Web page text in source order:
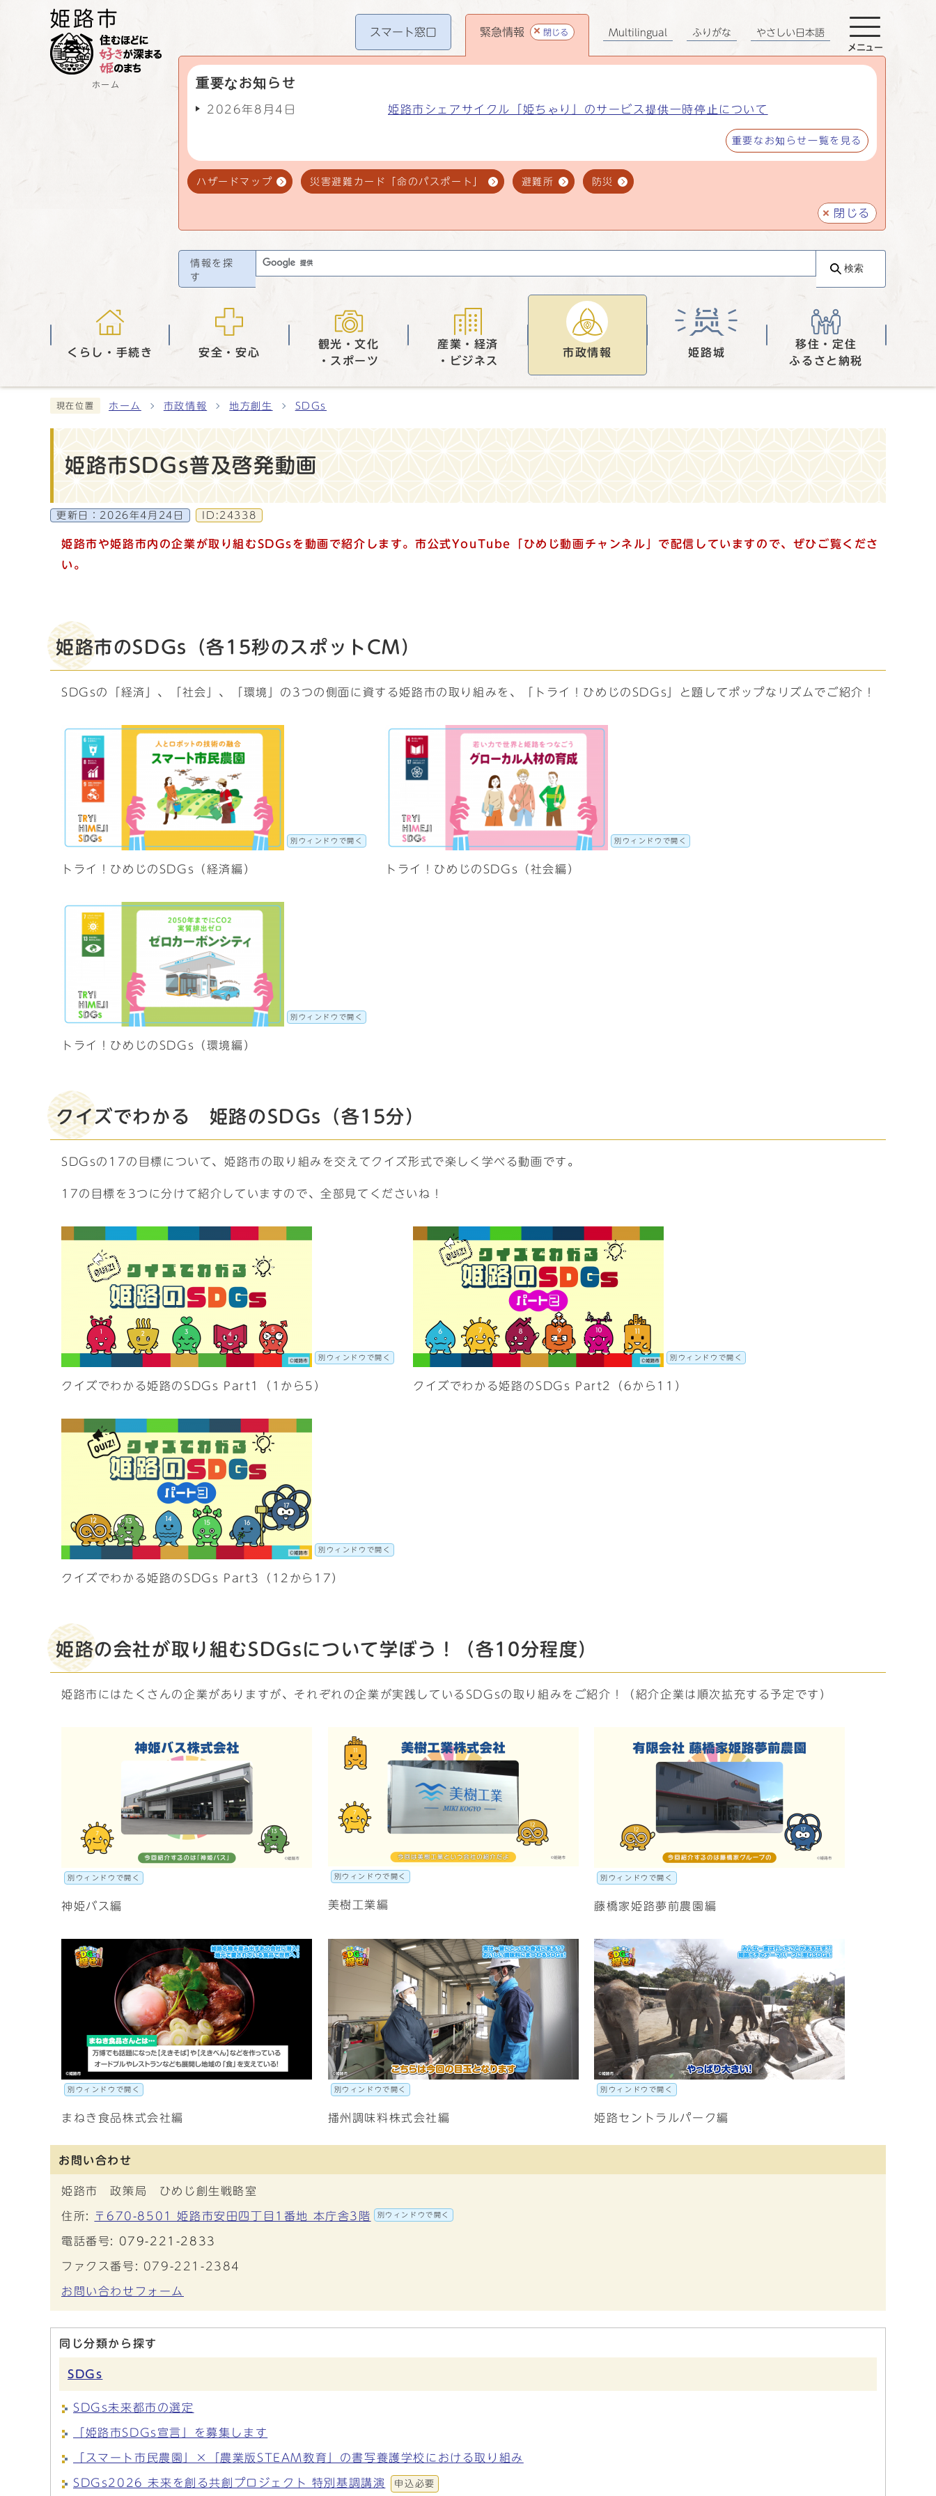
ホーム
スマート窓口 緊急情報 閉じる
重要なお知らせ
2026年8月4日 姫路市シェアサイクル「姫ちゃり」のサービス提供一時停止について
重要なお知らせ一覧を見る
ハザードマップ 災害避難カード「命のパスポート」 避難所 防災
閉じる
Multilingual ふりがな やさしい日本語
メニュー
情報を探
す
検索
くらし・手続き 安全・安心
観光・文化
・スポーツ
産業・経済
・ビジネス
市政情報 姫路城
移住・定住
ふるさと納税
現在位置 ホーム 市政情報 地方創生 SDGs
姫路市SDGs普及啓発動画
更新日： 2026年4月24日 ID:24338
姫路市や姫路市内の企業が取り組むSDGsを動画で紹介します。市公式YouTube「ひめじ動画チャンネル」で配信していますので、ぜひご覧くださ
い。
姫路市のSDGs（各15秒のスポットCM）
SDGsの「経済」、「社会」、「環境」の3つの側面に資する姫路市の取り組みを、「トライ！ひめじのSDGs」と題してポップなリズムでご紹介！
別ウィンドウで開く
トライ！ひめじのSDGs（経済編）
別ウィンドウで開く
トライ！ひめじのSDGs（社会編）
別ウィンドウで開く
トライ！ひめじのSDGs（環境編）
クイズでわかる 姫路のSDGs（各15分）
SDGsの17の目標について、姫路市の取り組みを交えてクイズ形式で楽しく学べる動画です。
17の目標を3つに分けて紹介していますので、全部見てくださいね！
別ウィンドウで開く
クイズでわかる姫路のSDGs Part1（1から5）
別ウィンドウで開く
クイズでわかる姫路のSDGs Part2（6から11）
別ウィンドウで開く
クイズでわかる姫路のSDGs Part3（12から17）
姫路の会社が取り組むSDGsについて学ぼう！（各10分程度）
姫路市にはたくさんの企業がありますが、それぞれの企業が実践しているSDGsの取り組みをご紹介！（紹介企業は順次拡充する予定です）
別ウィンドウで開く
神姫バス編
別ウィンドウで開く
美樹工業編
別ウィンドウで開く
藤橋家姫路夢前農園編
別ウィンドウで開く
まねき食品株式会社編
別ウィンドウで開く
播州調味料株式会社編
別ウィンドウで開く
姫路セントラルパーク編
お問い合わせ
姫路市 政策局 ひめじ創生戦略室
住所: 〒670-8501 姫路市安田四丁目1番地 本庁舎3階 別ウィンドウで開く
電話番号: 079-221-2833
ファクス番号: 079-221-2384
お問い合わせフォーム
同じ分類から探す
SDGs
SDGs未来都市の選定
「姫路市SDGs宣言」を募集します
「スマート市民農園」×「農業版STEAM教育」の書写養護学校における取り組み
SDGs2026 未来を創る共創プロジェクト 特別基調講演 申込必要